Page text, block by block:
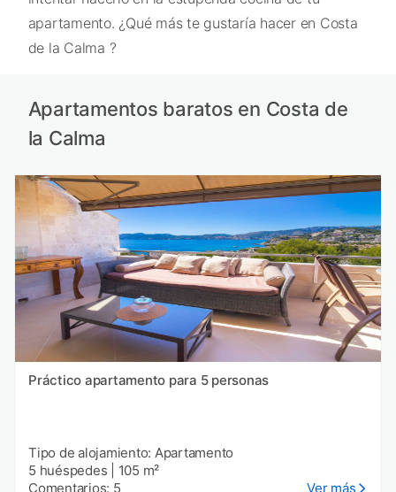
apartamento. ¿Qué más te gustaría hacer en Costa
de la Calma ?
Apartamentos baratos en Costa de
la Calma
Práctico apartamento para 5 personas
Tipo de alojamiento: Apartamento
5 huéspedes
105 m²
Comentarios: 5
Ver más